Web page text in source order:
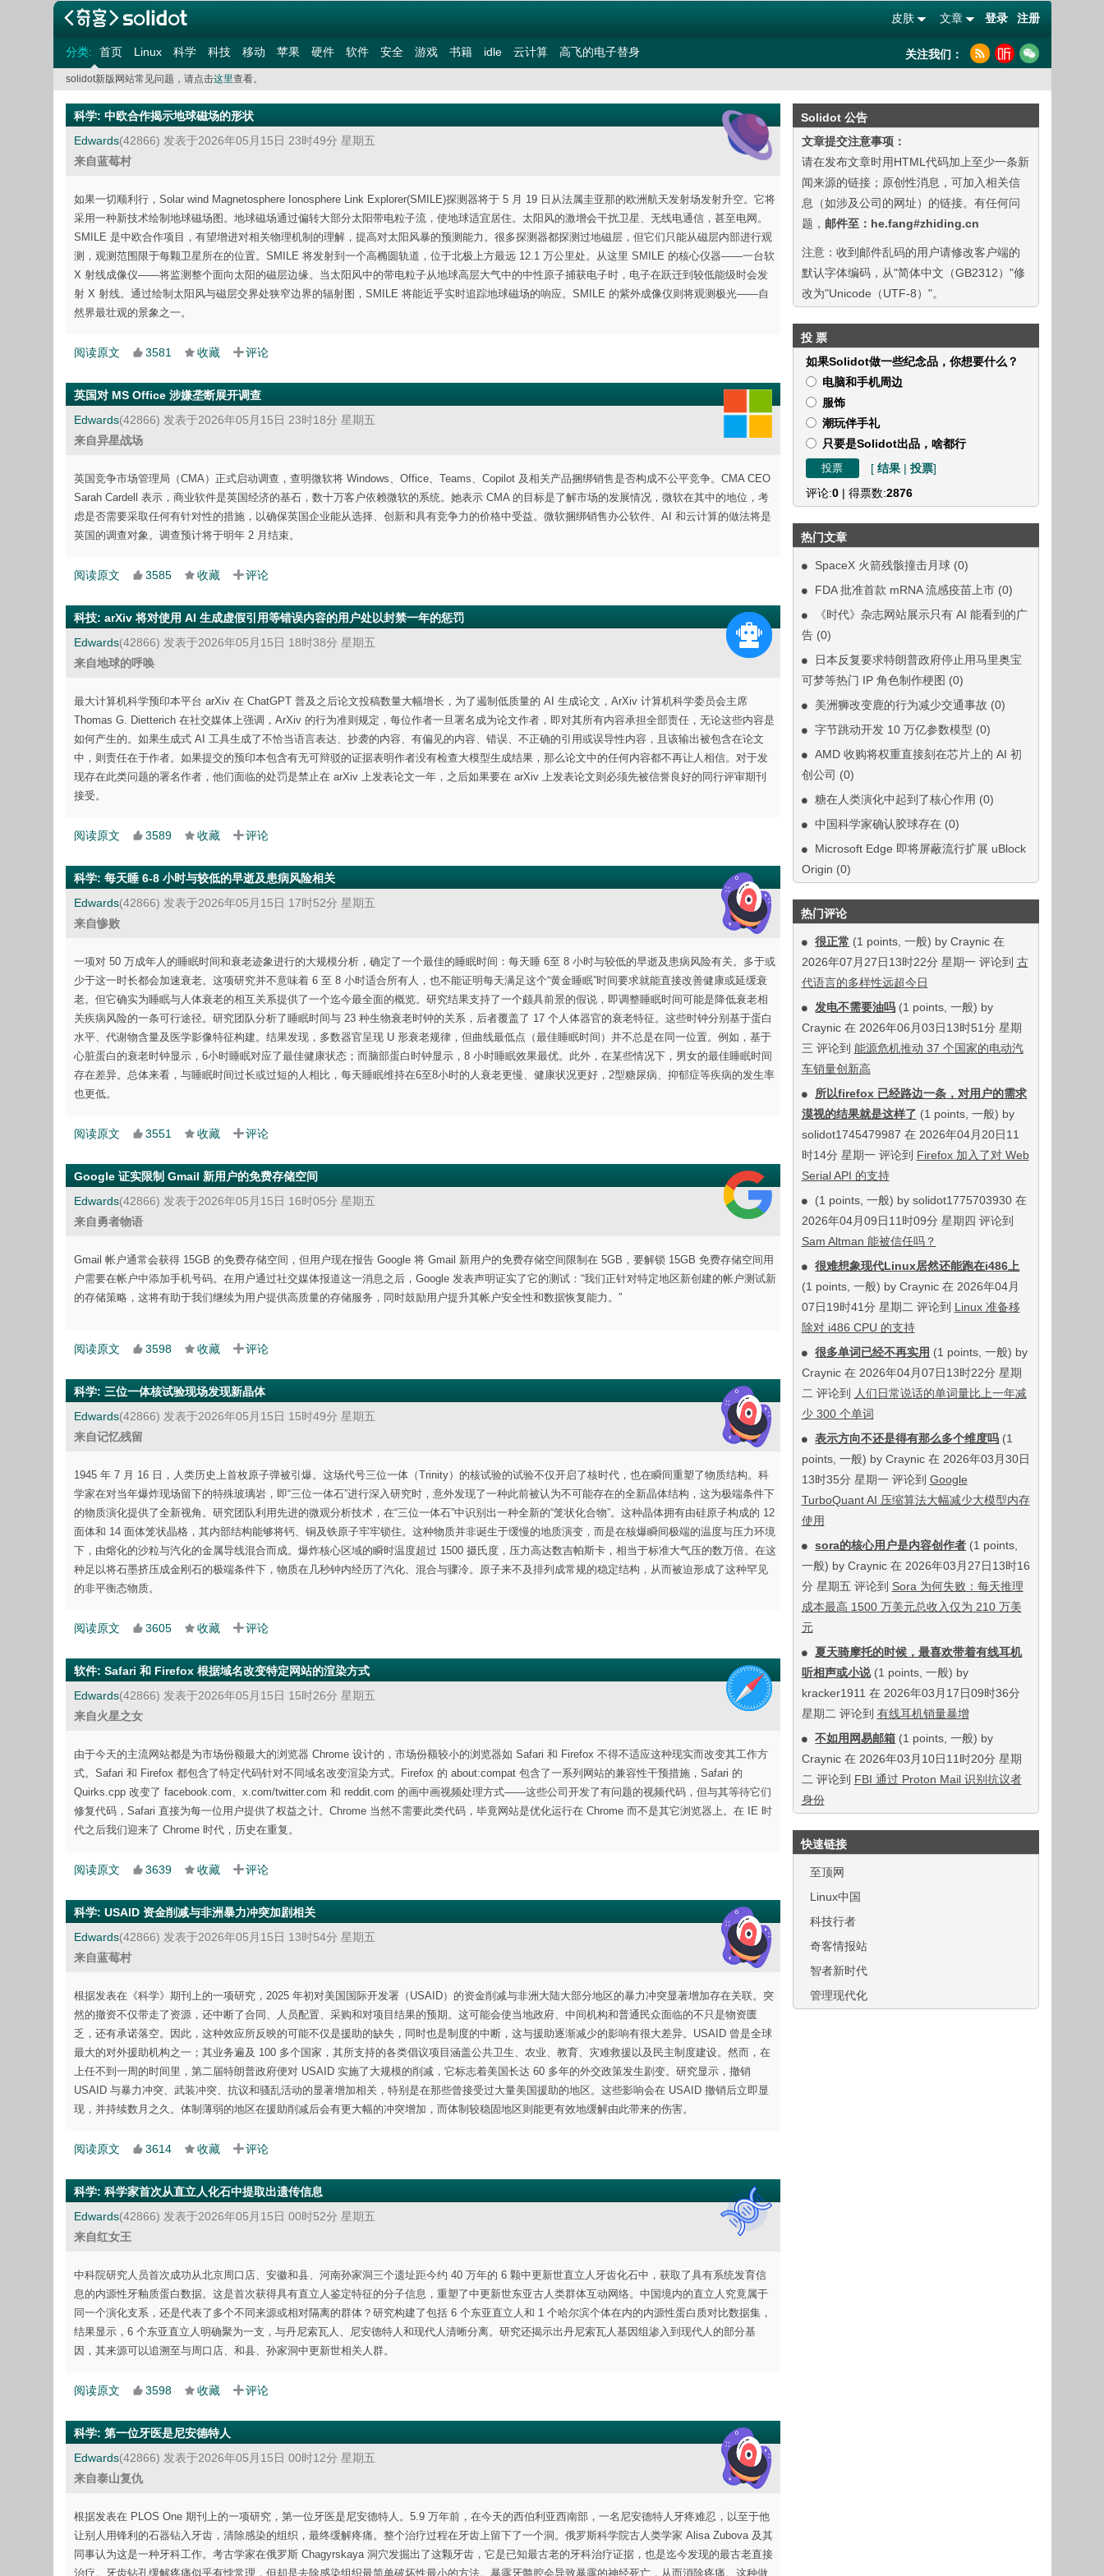
登录 注册
文章
皮肤
分类: 首页 Linux 科学 科技 移动 苹果 硬件 软件 安全 游戏 书籍 idle 云计算 高飞的电子替身 关注我们：
solidot新版网站常见问题，请点击这里查看。
Solidot 公告
文章提交注意事项：
请在发布文章时用HTML代码加上至少一条新
闻来源的链接；原创性消息，可加入相关信
息（如涉及公司的网址）的链接。有任何问
题， 邮件至：he.fang#zhiding.cn
注意：收到邮件乱码的用户请修改客户端的
默认字体编码，从"简体中文（GB2312）"修
改为"Unicode（UTF-8）"。
投 票
如果Solidot做一些纪念品，你想要什么？
电脑和手机周边
服饰
潮玩伴手礼
只要是Solidot出品，啥都行
[ 结果| 投票]
评论:0| 得票数:2876
热门文章
SpaceX 火箭残骸撞击月球 (0)
FDA 批准首款 mRNA 流感疫苗上市 (0)
《时代》杂志网站展示只有 AI 能看到的广
告 (0)
日本反复要求特朗普政府停止用马里奥宝
可梦等热门 IP 角色制作梗图 (0)
美洲狮改变鹿的行为减少交通事故 (0)
字节跳动开发 10 万亿参数模型 (0)
AMD 收购将权重直接刻在芯片上的 AI 初
创公司 (0)
糖在人类演化中起到了核心作用 (0)
中国科学家确认胶球存在 (0)
Microsoft Edge 即将屏蔽流行扩展 uBlock
Origin (0)
热门评论
很正常 (1 points, 一般) by Craynic 在
2026年07月27日13时22分 星期一 评论到 古
代语言的多样性远超今日
发电不需要油吗 (1 points, 一般) by
Craynic 在 2026年06月03日13时51分 星期
三 评论到 能源危机推动 37 个国家的电动汽
车销量创新高
所以firefox 已经路边一条，对用户的需求
漠视的结果就是这样了 (1 points, 一般) by
solidot1745479987 在 2026年04月20日11
时14分 星期一 评论到 Firefox 加入了对 Web
Serial API 的支持
(1 points, 一般) by solidot1775703930 在
2026年04月09日11时09分 星期四 评论到
Sam Altman 能被信任吗？
很难想象现代Linux居然还能跑在i486上
(1 points, 一般) by Craynic 在 2026年04月
07日19时41分 星期二 评论到 Linux 准备移
除对 i486 CPU 的支持
很多单词已经不再实用 (1 points, 一般) by
Craynic 在 2026年04月07日13时22分 星期
二 评论到
人们日常说话的单词量比上一年减
少 300 个单词
表示方向不还是得有那么多个维度吗 (1
points, 一般) by Craynic 在 2026年03月30日
13时35分 星期一 评论到 Google
TurboQuant AI 压缩算法大幅减少大模型内存
使用
sora的核心用户是内容创作者 (1 points,
一般) by Craynic 在 2026年03月27日13时16
分 星期五 评论到 Sora 为何失败：每天推理
成本最高 1500 万美元总收入仅为 210 万美
元
夏天骑摩托的时候，最喜欢带着有线耳机
听相声或小说(1 points, 一般) by
kracker1911 在 2026年03月17日09时36分
星期二 评论到 有线耳机销量暴增
不如用网易邮箱 (1 points, 一般) by
Craynic 在 2026年03月10日11时20分 星期
二 评论到 FBI 通过 Proton Mail 识别抗议者
身份
快速链接
至顶网
Linux中国
科技行者
奇客情报站
智者新时代
管理现代化
科学: 中欧合作揭示地球磁场的形状
Edwards(42866) 发表于2026年05月15日 23时49分 星期五
来自蓝莓村
如果一切顺利行，Solar wind Magnetosphere Ionosphere Link Explorer(SMILE)探测器将于 5 月 19 日从法属圭亚那的欧洲航天发射场发射升空。它将
采用一种新技术绘制地球磁场图。地球磁场通过偏转大部分太阳带电粒子流，使地球适宜居住。太阳风的激增会干扰卫星、无线电通信，甚至电网。
SMILE 是中欧合作项目，有望增进对相关物理机制的理解，提高对太阳风暴的预测能力。很多探测器都探测过地磁层，但它们只能从磁层内部进行观
测，观测范围限于每颗卫星所在的位置。SMILE 将发射到一个高椭圆轨道，位于北极上方最远 12.1 万公里处。从这里 SMILE 的核心仪器——一台软
X 射线成像仪——将监测整个面向太阳的磁层边缘。当太阳风中的带电粒子从地球高层大气中的中性原子捕获电子时，电子在跃迁到较低能级时会发
射 X 射线。通过绘制太阳风与磁层交界处狭窄边界的辐射图，SMILE 将能近乎实时追踪地球磁场的响应。SMILE 的紫外成像仪则将观测极光——自
然界最壮观的景象之一。
阅读原文 3581 收藏 评论
英国对 MS Office 涉嫌垄断展开调查
Edwards(42866) 发表于2026年05月15日 23时18分 星期五
来自异星战场
英国竞争市场管理局（CMA）正式启动调查，查明微软将 Windows、Office、Teams、Copilot 及相关产品捆绑销售是否构成不公平竞争。CMA CEO
Sarah Cardell 表示，商业软件是英国经济的基石，数十万客户依赖微软的系统。她表示 CMA 的目标是了解市场的发展情况，微软在其中的地位，考
虑是否需要采取任何有针对性的措施，以确保英国企业能从选择、创新和具有竞争力的价格中受益。微软捆绑销售办公软件、AI 和云计算的做法将是
英国的调查对象。调查预计将于明年 2 月结束。
阅读原文 3585 收藏 评论
科技: arXiv 将对使用 AI 生成虚假引用等错误内容的用户处以封禁一年的惩罚
Edwards(42866) 发表于2026年05月15日 18时38分 星期五
来自地球的呼唤
最大计算机科学预印本平台 arXiv 在 ChatGPT 普及之后论文投稿数量大幅增长，为了遏制低质量的 AI 生成论文，ArXiv 计算机科学委员会主席
Thomas G. Dietterich 在社交媒体上强调，ArXiv 的行为准则规定，每位作者一旦署名成为论文作者，即对其所有内容承担全部责任，无论这些内容是
如何产生的。如果生成式 AI 工具生成了不恰当语言表达、抄袭的内容、有偏见的内容、错误、不正确的引用或误导性内容，且该输出被包含在论文
中，则责任在于作者。如果提交的预印本包含有无可辩驳的证据表明作者没有检查大模型生成结果，那么论文中的任何内容都不再让人相信。对于发
现存在此类问题的署名作者，他们面临的处罚是禁止在 arXiv 上发表论文一年，之后如果要在 arXiv 上发表论文则必须先被信誉良好的同行评审期刊
接受。
阅读原文 3589 收藏 评论
科学: 每天睡 6-8 小时与较低的早逝及患病风险相关
Edwards(42866) 发表于2026年05月15日 17时52分 星期五
来自惨败
一项对 50 万成年人的睡眠时间和衰老迹象进行的大规模分析，确定了一个最佳的睡眠时间：每天睡 6至 8 小时与较低的早逝及患病风险有关。多于或
少于这一时长都会加速衰老。这项研究并不意味着 6 至 8 小时适合所有人，也不能证明每天满足这个“黄金睡眠”时间要求就能直接改善健康或延缓衰
老。但它确实为睡眠与人体衰老的相互关系提供了一个迄今最全面的概览。研究结果支持了一个颇具前景的假说，即调整睡眠时间可能是降低衰老相
关疾病风险的一条可行途径。研究团队分析了睡眠时间与 23 种生物衰老时钟的关系，后者覆盖了 17 个人体器官的衰老特征。这些时钟分别基于蛋白
水平、代谢物含量及医学影像特征构建。结果发现，多数器官呈现 U 形衰老规律，但曲线最低点（最佳睡眠时间）并不总是在同一位置。例如，基于
心脏蛋白的衰老时钟显示，6小时睡眠对应了最佳健康状态；而脑部蛋白时钟显示，8 小时睡眠效果最优。此外，在某些情况下，男女的最佳睡眠时间
存在差异。总体来看，与睡眠时间过长或过短的人相比，每天睡眠维持在6至8小时的人衰老更慢、健康状况更好，2型糖尿病、抑郁症等疾病的发生率
也更低。
阅读原文 3551 收藏 评论
Google 证实限制 Gmail 新用户的免费存储空间
Edwards(42866) 发表于2026年05月15日 16时05分 星期五
来自勇者物语
Gmail 帐户通常会获得 15GB 的免费存储空间，但用户现在报告 Google 将 Gmail 新用户的免费存储空间限制在 5GB，要解锁 15GB 免费存储空间用
户需要在帐户中添加手机号码。在用户通过社交媒体报道这一消息之后，Google 发表声明证实了它的测试：“我们正针对特定地区新创建的帐户测试新
的存储策略，这将有助于我们继续为用户提供高质量的存储服务，同时鼓励用户提升其帐户安全性和数据恢复能力。”
阅读原文 3598 收藏 评论
科学: 三位一体核试验现场发现新晶体
Edwards(42866) 发表于2026年05月15日 15时49分 星期五
来自记忆残留
1945 年 7 月 16 日，人类历史上首枚原子弹被引爆。这场代号三位一体（Trinity）的核试验的试验不仅开启了核时代，也在瞬间重塑了物质结构。科
学家在对当年爆炸现场留下的特殊玻璃岩，即“三位一体石”进行深入研究时，意外发现了一种此前被认为不可能存在的全新晶体结构，这为极端条件下
的物质演化提供了全新视角。研究团队利用先进的微观分析技术，在“三位一体石”中识别出一种全新的“笼状化合物”。这种晶体拥有由硅原子构成的 12
面体和 14 面体笼状晶格，其内部结构能够将钙、铜及铁原子牢牢锁住。这种物质并非诞生于缓慢的地质演变，而是在核爆瞬间极端的温度与压力环境
下，由熔化的沙粒与汽化的金属导线混合而成。爆炸核心区域的瞬时温度超过 1500 摄氏度，压力高达数吉帕斯卡，相当于标准大气压的数万倍。在这
种足以将石墨挤压成金刚石的极端条件下，物质在几秒钟内经历了汽化、混合与骤冷。原子来不及排列成常规的稳定结构，从而被迫形成了这种罕见
的非平衡态物质。
阅读原文 3605 收藏 评论
软件: Safari 和 Firefox 根据域名改变特定网站的渲染方式
Edwards(42866) 发表于2026年05月15日 15时26分 星期五
来自火星之女
由于今天的主流网站都是为市场份额最大的浏览器 Chrome 设计的，市场份额较小的浏览器如 Safari 和 Firefox 不得不适应这种现实而改变其工作方
式。Safari 和 Firefox 都包含了特定代码针对不同域名改变渲染方式。Firefox 的 about:compat 包含了一系列网站的兼容性干预措施，Safari 的
Quirks.cpp 改变了 facebook.com、x.com/twitter.com 和 reddit.com 的画中画视频处理方式——这些公司开发了有问题的视频代码，但与其等待它们
修复代码，Safari 直接为每一位用户提供了权益之计。Chrome 当然不需要此类代码，毕竟网站是优化运行在 Chrome 而不是其它浏览器上。在 IE 时
代之后我们迎来了 Chrome 时代，历史在重复。
阅读原文 3639 收藏 评论
科学: USAID 资金削减与非洲暴力冲突加剧相关
Edwards(42866) 发表于2026年05月15日 13时54分 星期五
来自蓝莓村
根据发表在《科学》期刊上的一项研究，2025 年初对美国国际开发署（USAID）的资金削减与非洲大陆大部分地区的暴力冲突显著增加存在关联。突
然的撤资不仅带走了资源，还中断了合同、人员配置、采购和对项目结果的预期。这可能会使当地政府、中间机构和普通民众面临的不只是物资匮
乏，还有承诺落空。因此，这种效应所反映的可能不仅是援助的缺失，同时也是制度的中断，这与援助逐渐减少的影响有很大差异。USAID 曾是全球
最大的对外援助机构之一；其业务遍及 100 多个国家，其所支持的各类倡议项目涵盖公共卫生、农业、教育、灾难救援以及民主制度建设。然而，在
上任不到一周的时间里，第二届特朗普政府便对 USAID 实施了大规模的削减，它标志着美国长达 60 多年的外交政策发生剧变。研究显示，撤销
USAID 与暴力冲突、武装冲突、抗议和骚乱活动的显著增加相关，特别是在那些曾接受过大量美国援助的地区。这些影响会在 USAID 撤销后立即显
现，并持续数月之久。体制薄弱的地区在援助削减后会有更大幅的冲突增加，而体制较稳固地区则能更有效地缓解由此带来的伤害。
阅读原文 3614 收藏 评论
科学: 科学家首次从直立人化石中提取出遗传信息
Edwards(42866) 发表于2026年05月15日 00时52分 星期五
来自红女王
中科院研究人员首次成功从北京周口店、安徽和县、河南孙家洞三个遗址距今约 40 万年的 6 颗中更新世直立人牙齿化石中，获取了具有系统发育信
息的内源性牙釉质蛋白数据。这是首次获得具有直立人鉴定特征的分子信息，重塑了中更新世东亚古人类群体互动网络。中国境内的直立人究竟属于
同一个演化支系，还是代表了多个不同来源或相对隔离的群体？研究构建了包括 6 个东亚直立人和 1 个哈尔滨个体在内的内源性蛋白质对比数据集，
结果显示，6 个东亚直立人明确聚为一支，与丹尼索瓦人、尼安德特人和现代人清晰分离。研究还揭示出丹尼索瓦人基因组渗入到现代人的部分基
因，其来源可以追溯至与周口店、和县、孙家洞中更新世相关人群。
阅读原文 3598 收藏 评论
科学: 第一位牙医是尼安德特人
Edwards(42866) 发表于2026年05月15日 00时12分 星期五
来自泰山复仇
根据发表在 PLOS One 期刊上的一项研究，第一位牙医是尼安德特人。5.9 万年前，在今天的西伯利亚西南部，一名尼安德特人牙疼难忍，以至于他
让别人用锋利的石器钻入牙齿，清除感染的组织，最终缓解疼痛。整个治疗过程在牙齿上留下了一个洞。俄罗斯科学院古人类学家 Alisa Zubova 及其
同事认为这是一种牙科工作。考古学家在俄罗斯 Chagyrskaya 洞穴发掘出了这颗牙齿，它是已知最古老的牙科治疗证据，也是迄今发现的最古老直接
治疗。牙齿钻孔缓解疼痛似乎有悖常理，但却是去除感染组织最简单破坏性最小的方法。暴露牙髓腔会导致暴露的神经死亡，从而消除疼痛。这种做